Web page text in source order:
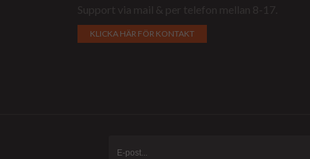
Support via mail & per telefon mellan 8-17.
KLICKA HÄR FÖR KONTAKT